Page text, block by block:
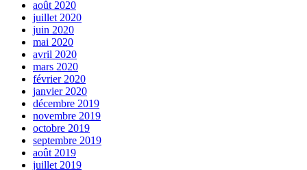
août 2020
juillet 2020
juin 2020
mai 2020
avril 2020
mars 2020
février 2020
janvier 2020
décembre 2019
novembre 2019
octobre 2019
septembre 2019
août 2019
juillet 2019